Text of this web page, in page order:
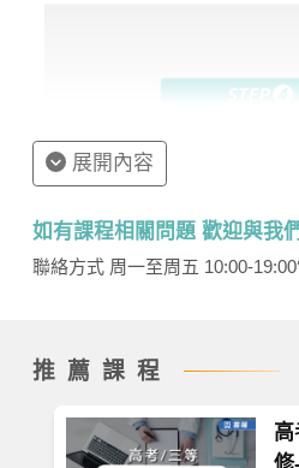
展開內容
如有課程相關問題 歡迎與我
聯絡方式 周一至周五 10:00-19:00
推薦課程